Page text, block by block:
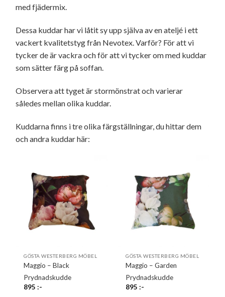
med fjädermix.
Dessa kuddar har vi låtit sy upp själva av en ateljé i ett
vackert kvalitetstyg från Nevotex. Varför? För att vi
tycker de är vackra och för att vi tycker om med kuddar
som sätter färg på soffan.
Observera att tyget är stormönstrat och varierar
således mellan olika kuddar.
Kuddarna finns i tre olika färgställningar, du hittar dem
och andra kuddar här:
GÖSTA WESTERBERG MÖBEL
Maggio – Black
Prydnadskudde
895:-
GÖSTA WESTERBERG MÖBEL
Maggio – Garden
Prydnadskudde
895:-